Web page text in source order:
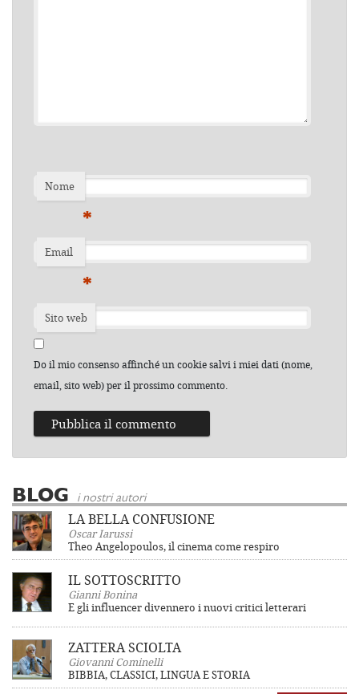
Nome
*
Email
*
Sito web
Do il mio consenso affinché un cookie salvi i miei dati (nome,
email, sito web) per il prossimo commento.
BLOG i nostri autori
LA BELLA CONFUSIONE
Oscar Iarussi
Theo Angelopoulos, il cinema come respiro
IL SOTTOSCRITTO
Gianni Bonina
E gli influencer divennero i nuovi critici letterari
ZATTERA SCIOLTA
Giovanni Cominelli
BIBBIA, CLASSICI, LINGUA E STORIA